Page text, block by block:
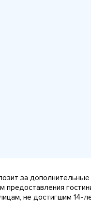
за
предоставления
не достигшим 14-